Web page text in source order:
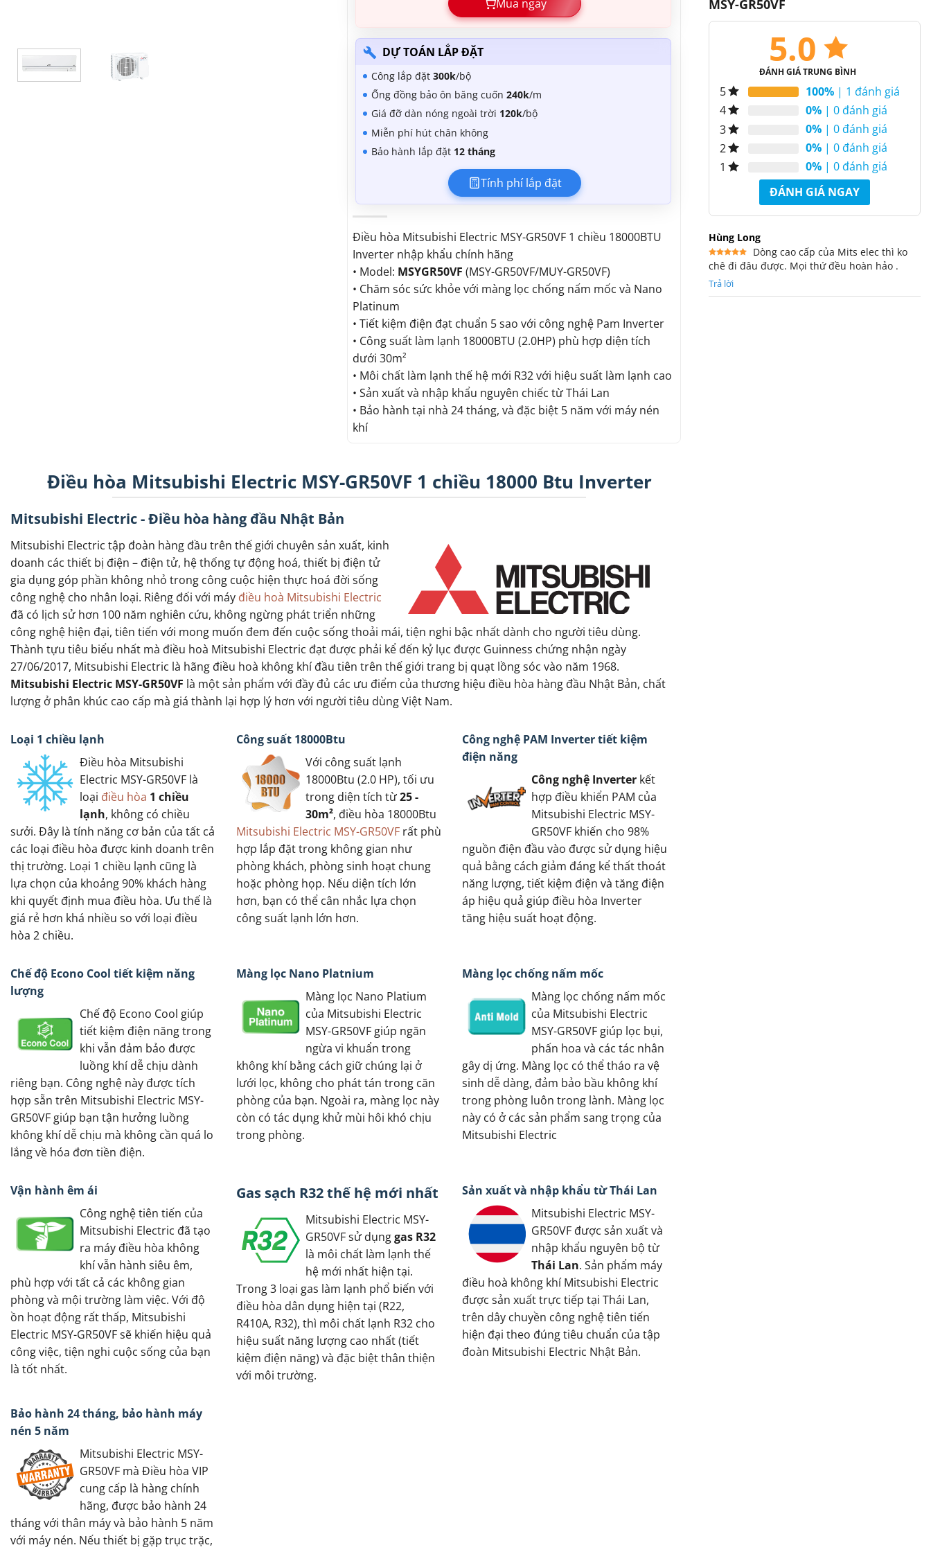
Mua ngay
DỰ TOÁN LẮP ĐẶT
Công lắp đặt300k/bộ
Ống đồng bảo ôn băng cuốn240k/m
Giá đỡ dàn nóng ngoài trời 120k/bộ
Miễn phí hút chân không
Bảo hành lắp đặt 12 tháng
Tính phí lắp đặt
Điều hòa Mitsubishi Electric MSY-GR50VF 1 chiều 18000BTU
Inverter nhập khẩu chính hãng
• Model: MSYGR50VF (MSY-GR50VF/MUY-GR50VF)
• Chăm sóc sức khỏe với màng lọc chống nấm mốc và Nano
Platinum
• Tiết kiệm điện đạt chuẩn 5 sao với công nghệ Pam Inverter
• Công suất làm lạnh 18000BTU (2.0HP) phù hợp diện tích
dưới 30m²
• Môi chất làm lạnh thế hệ mới R32 với hiệu suất làm lạnh cao
• Sản xuất và nhập khẩu nguyên chiếc từ Thái Lan
• Bảo hành tại nhà 24 tháng, và đặc biệt 5 năm với máy nén
khí
Điều hòa Mitsubishi Electric MSY-GR50VF 1 chiều 18000 Btu Inverter
Mitsubishi Electric - Điều hòa hàng đầu Nhật Bản
Mitsubishi Electric tập đoàn hàng đầu trên thế giới chuyên sản xuất, kinh
doanh các thiết bị điện – điện tử, hệ thống tự động hoá, thiết bị điện tử
gia dụng góp phần không nhỏ trong công cuộc hiện thực hoá đời sống
công nghệ cho nhân loại. Riêng đối với máy điều hoà Mitsubishi Electric
đã có lịch sử hơn 100 năm nghiên cứu, không ngừng phát triển những
công nghệ hiện đại, tiên tiến với mong muốn đem đến cuộc sống thoải mái, tiện nghi bậc nhất dành cho người tiêu dùng.
Thành tựu tiêu biểu nhất mà điều hoà Mitsubishi Electric đạt được phải kể đến kỷ lục được Guinness chứng nhận ngày
27/06/2017, Mitsubishi Electric là hãng điều hoà không khí đầu tiên trên thế giới trang bị quạt lồng sóc vào năm 1968.
Mitsubishi Electric MSY-GR50VF là một sản phẩm với đầy đủ các ưu điểm của thương hiệu điều hòa hàng đầu Nhật Bản, chất
lượng ở phân khúc cao cấp mà giá thành lại hợp lý hơn với người tiêu dùng Việt Nam.
Loại 1 chiều lạnh
Điều hòa Mitsubishi
Electric MSY-GR50VF là
loại điều hòa 1 chiều
lạnh, không có chiều
sưởi. Đây là tính năng cơ bản của tất cả
các loại điều hòa được kinh doanh trên
thị trường. Loại 1 chiều lạnh cũng là
lựa chọn của khoảng 90% khách hàng
khi quyết định mua điều hòa. Ưu thế là
giá rẻ hơn khá nhiều so với loại điều
hòa 2 chiều.
Công suất 18000Btu
Với công suất lạnh
18000Btu (2.0 HP), tối ưu
trong diện tích từ25 -
30m², điều hòa 18000Btu
Mitsubishi Electric MSY-GR50VFrất phù
hợp lắp đặt trong không gian như
phòng khách, phòng sinh hoạt chung
hoặc phòng họp. Nếu diện tích lớn
hơn, bạn có thể cân nhắc lựa chọn
công suất lạnh lớn hơn.
Công nghệ PAM Inverter tiết kiệm
điện năng
Công nghệ Inverterkết
hợp điều khiển PAM của
Mitsubishi Electric MSY-
GR50VF khiến cho 98%
nguồn điện đầu vào được sử dụng hiệu
quả bằng cách giảm đáng kể thất thoát
năng lượng, tiết kiệm điện và tăng điện
áp hiệu quả giúp điều hòa Inverter
tăng hiệu suất hoạt động.
Chế độ Econo Cool tiết kiệm năng
lượng
Chế độ Econo Cool giúp
tiết kiệm điện năng trong
khi vẫn đảm bảo được
luồng khí dễ chịu dành
riêng bạn. Công nghệ này được tích
hợp sẵn trên Mitsubishi Electric MSY-
GR50VF giúp bạn tận hưởng luồng
không khí dễ chịu mà không cần quá lo
lắng về hóa đơn tiền điện.
Màng lọc Nano Platnium
Màng lọc Nano Platium
của Mitsubishi Electric
MSY-GR50VF giúp ngăn
ngừa vi khuẩn trong
không khí bằng cách giữ chúng lại ở
lưới lọc, không cho phát tán trong căn
phòng của bạn. Ngoài ra, màng lọc này
còn có tác dụng khử mùi hôi khó chịu
trong phòng.
Màng lọc chống nấm mốc
Màng lọc chống nấm mốc
của Mitsubishi Electric
MSY-GR50VF giúp lọc bụi,
phấn hoa và các tác nhân
gây dị ứng. Màng lọc có thể tháo ra vệ
sinh dễ dàng, đảm bảo bầu không khí
trong phòng luôn trong lành. Màng lọc
này có ở các sản phẩm sang trọng của
Mitsubishi Electric
Vận hành êm ái
Công nghệ tiên tiến của
Mitsubishi Electric đã tạo
ra máy điều hòa không
khí vẫn hành siêu êm,
phù hợp với tất cả các không gian
phòng và mội trường làm việc. Với độ
ồn hoạt động rất thấp, Mitsubishi
Electric MSY-GR50VF sẽ khiến hiệu quả
công việc, tiện nghi cuộc sống của bạn
là tốt nhất.
Gas sạch R32 thế hệ mới nhất
Mitsubishi Electric MSY-
GR50VF sử dụnggas R32
là môi chất làm lạnh thế
hệ mới nhất hiện tại.
Trong 3 loại gas làm lạnh phổ biến với
điều hòa dân dụng hiện tại (R22,
R410A, R32), thì môi chất lạnh R32 cho
hiệu suất năng lượng cao nhất (tiết
kiệm điện năng) và đặc biệt thân thiện
với môi trường.
Sản xuất và nhập khẩu từ Thái Lan
Mitsubishi Electric MSY-
GR50VF được sản xuất và
nhập khẩu nguyên bộ từ
Thái Lan. Sản phẩm máy
điều hoà không khí Mitsubishi Electric
được sản xuất trực tiếp tại Thái Lan,
trên dây chuyền công nghệ tiên tiến
hiện đại theo đúng tiêu chuẩn của tập
đoàn Mitsubishi Electric Nhật Bản.
Bảo hành 24 tháng, bảo hành máy
nén 5 năm
Mitsubishi Electric MSY-
GR50VF mà Điều hòa VIP
cung cấp là hàng chính
hãng, được bảo hành 24
tháng với thân máy và bảo hành 5 năm
với máy nén. Nếu thiết bị gặp trục trặc,
MSY-GR50VF
5.0
ĐÁNH GIÁ TRUNG BÌNH
5 100% | 1 đánh giá
4
0% | 0 đánh giá
3
0% | 0 đánh giá
2
0% | 0 đánh giá
1
0% | 0 đánh giá
ĐÁNH GIÁ NGAY
Hùng Long
Được xếp
hạng 55
sao
Dòng cao cấp của Mits elec thì ko
chê đi đâu được. Mọi thứ đều hoàn hảo .
Trả lời